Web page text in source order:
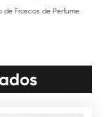
de Frascos de Perfume